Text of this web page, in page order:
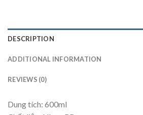
DESCRIPTION
ADDITIONAL INFORMATION
REVIEWS (0)
Dung tích: 600ml